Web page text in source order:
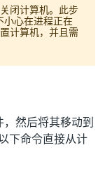
闭计算机。此步
心在进程正在
计算机，并且需
然后将其移动到
下命令直接从计